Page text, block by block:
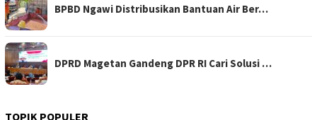
BPBD Ngawi Distribusikan Bantuan Air Ber…
DPRD Magetan Gandeng DPR RI Cari Solusi …
TOPIK POPULER